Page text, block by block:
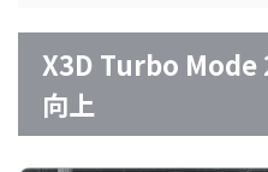
X3D Turbo Mode
向上